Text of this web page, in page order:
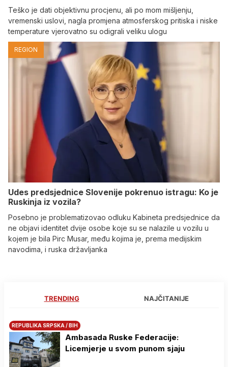
Teško je dati objektivnu procjenu, ali po mom mišljenju,
vremenski uslovi, nagla promjena atmosferskog pritiska i niske
temperature vjerovatno su odigrali veliku ulogu
REGION
Udes predsjednice Slovenije pokrenuo istragu: Ko je
Ruskinja iz vozila?
Posebno je problematizovao odluku Kabineta predsjednice da
ne objavi identitet dvije osobe koje su se nalazile u vozilu u
kojem je bila Pirc Musar, među kojima je, prema medijskim
navodima, i ruska državljanka
TRENDING NAJČITANIJE
REPUBLIKA SRPSKA / BIH
Ambasada Ruske Federacije:
Licemjerje u svom punom sjaju